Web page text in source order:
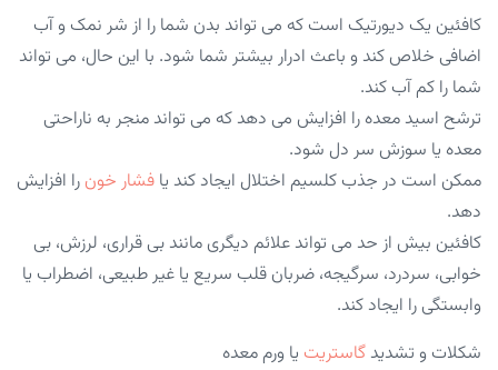
کافئین یک دیورتیک است که می تواند بدن شما را از شر نمک و آب
اضافی خلاص کند و باعث ادرار بیشتر شما شود. با این حال، می تواند
شما را کم آب کند.
ترشح اسید معده را افزایش می دهد که می تواند منجر به ناراحتی
معده یا سوزش سر دل شود.
ممکن است در جذب کلسیم اختلال ایجاد کند یا فشار خون را افزایش
دهد.
کافئین بیش از حد می تواند علائم دیگری مانند بی قراری، لرزش، بی
خوابی، سردرد، سرگیجه، ضربان قلب سریع یا غیر طبیعی، اضطراب یا
وابستگی را ایجاد کند.
شکلات و تشدید گاستریت یا ورم معده